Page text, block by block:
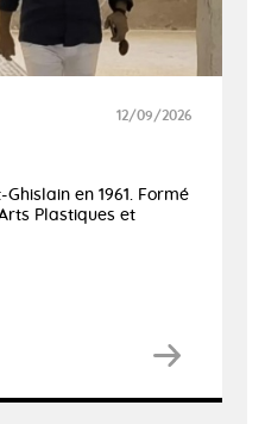
12/09/2026
en 1961. Formé
Plastiques et